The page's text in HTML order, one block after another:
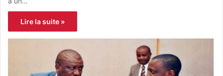
Lire la suite »